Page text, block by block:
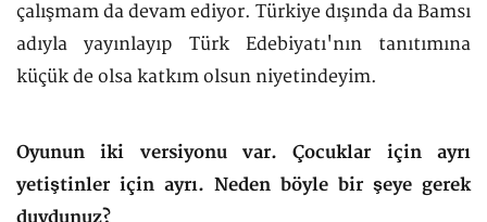
çalışmam da devam ediyor. Türkiye dışında da Bamsı
adıyla yayınlayıp Türk Edebiyatı'nın tanıtımına
küçük de olsa katkım olsun niyetindeyim.
Oyunun iki versiyonu var. Çocuklar için ayrı
yetiştinler için ayrı. Neden böyle bir şeye gerek
duydunuz?